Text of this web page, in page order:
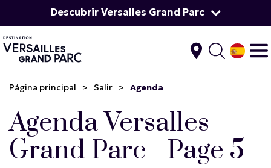
Descubrir Versalles Grand Parc
Página principal > Salir > Agenda
Agenda Versalles
Grand Parc - Page 5